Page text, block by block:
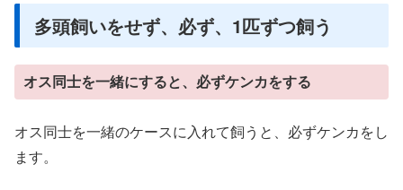
多頭飼いをせず、必ず、1匹ずつ飼う
オス同士を一緒にすると、必ずケンカをする
オス同士を一緒のケースに入れて飼うと、必ずケンカをし
ます。